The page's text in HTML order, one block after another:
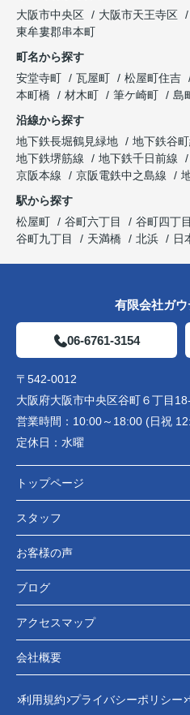
大阪市中央区
大阪市天王寺区
東牟婁郡串本町
町名から探す
安堂寺町
瓦屋町 松屋町住吉
本町橋
材木町 筆ケ崎町
島
沿線から探す
地下鉄長堀鶴見緑地
地下鉄谷
地下鉄堺筋線
地下鉄千日前線
京阪本線
京阪電鉄中之島線
駅から探す
松屋町
谷町六丁目 谷町四丁目
谷町九丁目
天満橋 北浜 日
有限会社ガ
06-6761-3154
〒542-0012
大阪府大阪市中央区谷町６丁目
営業時間： 10:00～18:00 (日祝
定休日： 水曜
トップページ
スタッフ
お客様の声
ブログ
アクセスマップ
会社概要
利用規約 プライバシーポリシー